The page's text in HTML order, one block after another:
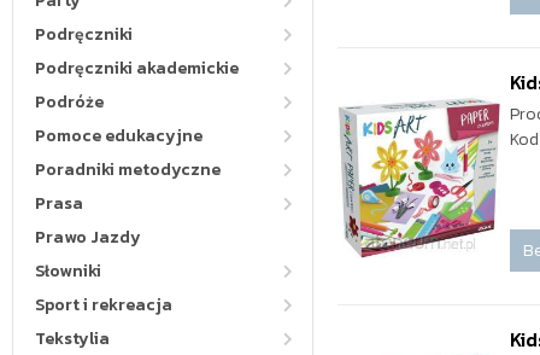
Podręczniki
Podręczniki akademickie
Podróże
Pomoce edukacyjne
Poradniki metodyczne
Prasa
Prawo Jazdy
Słowniki
Sport i rekreacja
Tekstylia